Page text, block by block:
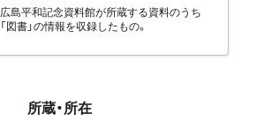
広島平和記念資料館が所蔵する資料のうち
「図書」の情報を収録したもの。
所蔵・所在